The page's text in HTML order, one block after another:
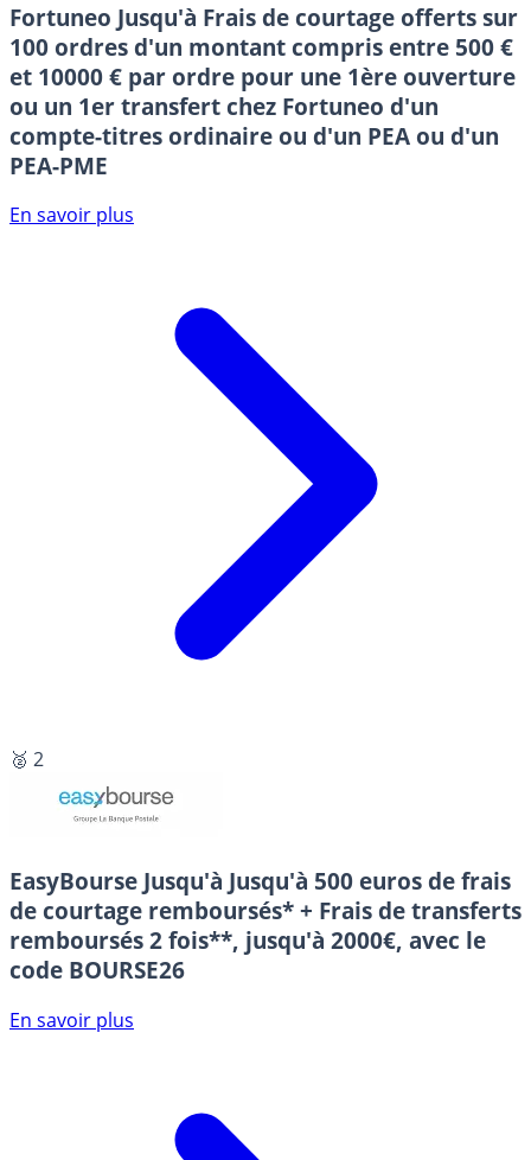
Fortuneo Jusqu'à Frais de courtage offerts sur
100 ordres d'un montant compris entre 500 €
et 10000 € par ordre pour une 1ère ouverture
ou un 1er transfert chez Fortuneo d'un
compte-titres ordinaire ou d'un PEA ou d'un
PEA-PME
En savoir plus
🥈 2
EasyBourse Jusqu'à Jusqu'à 500 euros de frais
de courtage remboursés* + Frais de transferts
remboursés 2 fois**, jusqu'à 2000€, avec le
code BOURSE26
En savoir plus